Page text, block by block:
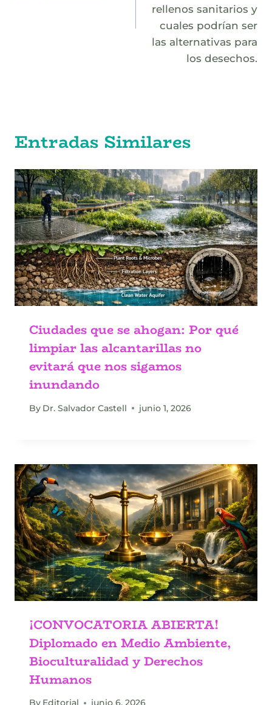
rellenos sanitarios y
cuales podrían ser
las alternativas para
los desechos.
Entradas Similares
Ciudades que se ahogan: Por qué
limpiar las alcantarillas no
evitará que nos sigamos
inundando
By Dr. Salvador Castell junio 1, 2026
¡CONVOCATORIA ABIERTA!
Diplomado en Medio Ambiente,
Bioculturalidad y Derechos
Humanos
By Editorial junio 6, 2026